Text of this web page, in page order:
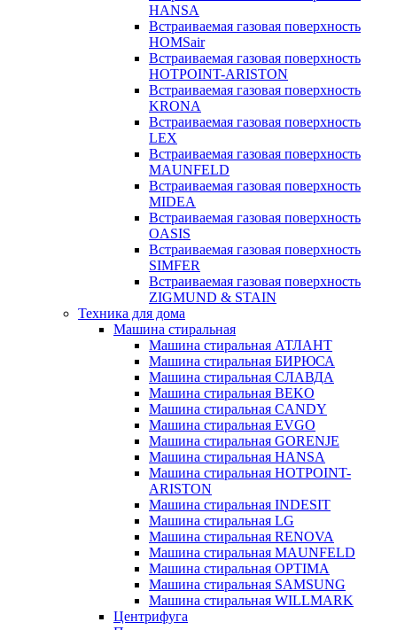
HANSA
Встраиваемая газовая поверхность
HOMSair
Встраиваемая газовая поверхность
HOTPOINT-ARISTON
Встраиваемая газовая поверхность
KRONA
Встраиваемая газовая поверхность
LEX
Встраиваемая газовая поверхность
MAUNFELD
Встраиваемая газовая поверхность
MIDEA
Встраиваемая газовая поверхность
OASIS
Встраиваемая газовая поверхность
SIMFER
Встраиваемая газовая поверхность
ZIGMUND & STAIN
Техника для дома
Машина стиральная
Машина стиральная АТЛАНТ
Машина стиральная БИРЮСА
Машина стиральная СЛАВДА
Машина стиральная BEKO
Машина стиральная CANDY
Машина стиральная EVGO
Машина стиральная GORENJE
Машина стиральная HANSA
Машина стиральная HOTPOINT-
ARISTON
Машина стиральная INDESIT
Машина стиральная LG
Машина стиральная RENOVA
Машина стиральная MAUNFELD
Машина стиральная OPTIMA
Машина стиральная SAMSUNG
Машина стиральная WILLMARK
Центрифуга